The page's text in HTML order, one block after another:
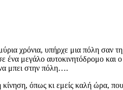
χρόνια, υπήρχε μια πόλη
ένα μεγάλο αυτοκινητόδρομο και
μπει στην πόλη….
κίνηση, όπως κι εμείς καλή ώρα,